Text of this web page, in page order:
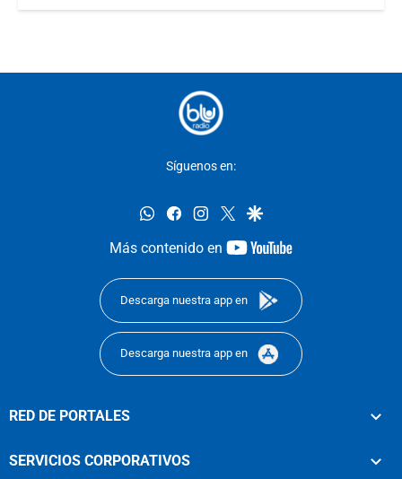
Síguenos en:
whatsappfacebookinstagram
twittergoogle
Más contenido en
youtube-
Descarga nuestra app en
Descarga nuestra app en
RED DE PORTALES
SERVICIOS CORPORATIVOS